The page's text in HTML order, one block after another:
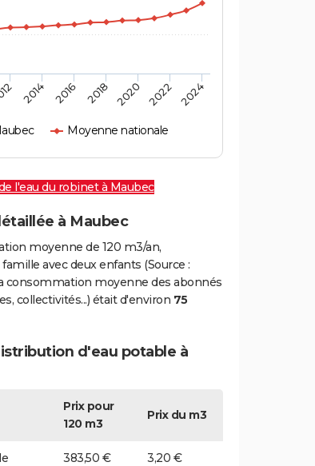
Moyenne nationale
2014 2016 2018 2020 2022 2024
l'eau du robinet à Maubec
à Maubec
moyenne de 120 m3/an,
avec deux enfants (Source :
consommation moyenne des abonnés
collectivités...) était d'environ 75
d'eau potable à
Prix pour
120 m3
Prix du m3
383,50 € 3,20 €